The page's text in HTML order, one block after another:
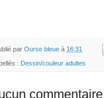
par Ourse bleue à 16:31
: Dessin/couleur adultes